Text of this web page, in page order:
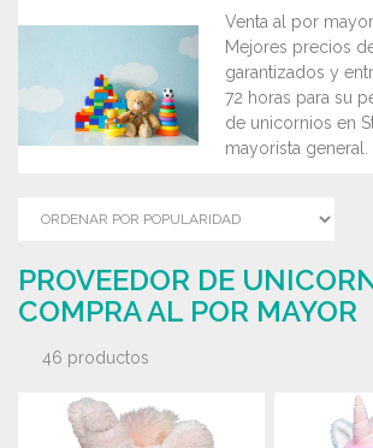
Venta al por
Mejores precios
garantizados y
72 horas para su
de unicornios en
mayorista general.
PROVEEDOR DE
COMPRA AL POR MAYOR
46 productos